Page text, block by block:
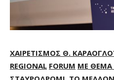
ΧΑΙΡΕΤΙΣΜΟΣ Θ.
REGIONAL FORUM ΜΕ ΘΕΜΑ